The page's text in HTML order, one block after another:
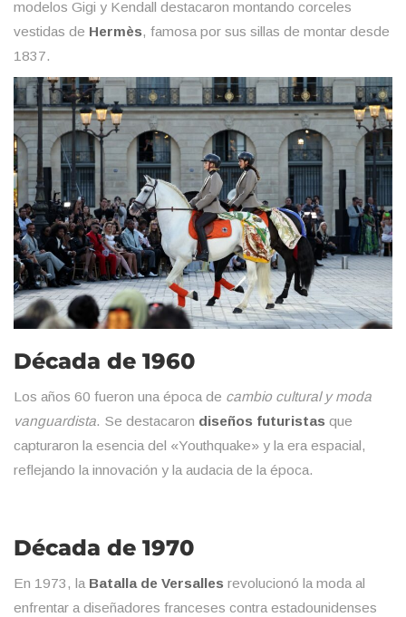
modelos Gigi y Kendall destacaron montando corceles
vestidas de Hermès, famosa por sus sillas de montar desde
1837.
Década de 1960
Los años 60 fueron una época de cambio cultural y moda
vanguardista. Se destacaron diseños futuristas que
capturaron la esencia del «Youthquake» y la era espacial,
reflejando la innovación y la audacia de la época.
Década de 1970
En 1973, la Batalla de Versalles revolucionó la moda al
enfrentar a diseñadores franceses contra estadounidenses